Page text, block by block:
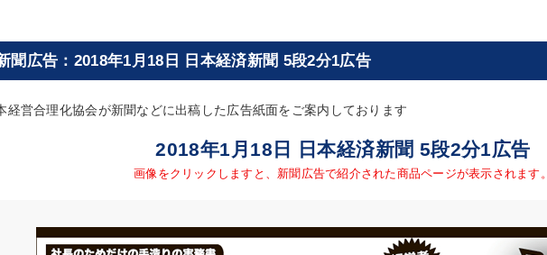
聞広告：2018年1月18日 日本経済新聞 5段2分1広告
経営合理化協会が新聞などに出稿した広告紙面をご案内しております
2018年1月18日 日本経済新聞 5段2分1広告
画像をクリックしますと、新聞広告で紹介された商品ページが表示されます。